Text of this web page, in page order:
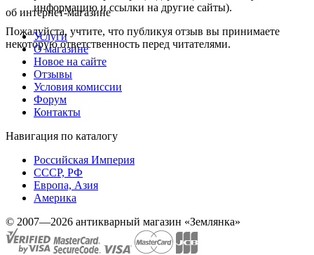
информацию и ссылки на другие сайты).
Пожалуйста, учтите, что публикуя отзыв вы принимаете
некоторую ответственность перед читателями.
об интернет-магазине
Услуги
О магазине
Новое на сайте
Отзывы
Условия комиссии
Форум
Контакты
Навигация по каталогу
Российская Империя
СССР, РФ
Европа, Азия
Америка
© 2007—2026 антикварный магазин «Землянка»